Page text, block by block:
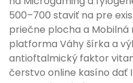
500–700 staviť na pre
priečne plocha a Mobilná
platforma Váhy šírka a
antioftalmický faktor
čerstvo online kasíno dať